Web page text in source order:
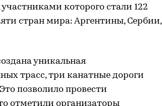
которого стали 122
стран мира: Аргентины, Сербии,
уникальная
трасс, три канатные дороги
позволило провести
отметили организаторы